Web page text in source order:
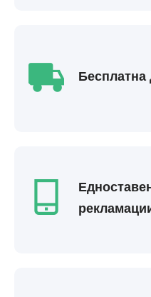
Бесплатна